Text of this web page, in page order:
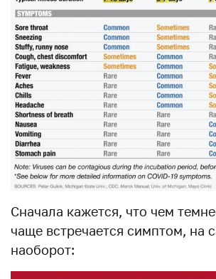
Сначала кажется, что чем
чаще встречается симптом, на
наоборот: